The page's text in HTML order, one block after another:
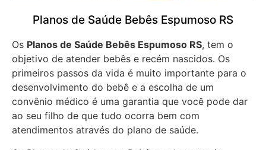
Planos de Saúde Bebês Espumoso RS
Os Planos de Saúde Bebês Espumoso RS, tem o
objetivo de atender bebês e recém nascidos. Os
primeiros passos da vida é muito importante para o
desenvolvimento do bebê e a escolha de um
convênio médico é uma garantia que você pode dar
ao seu filho de que tudo ocorra bem com
atendimentos através do plano de saúde.